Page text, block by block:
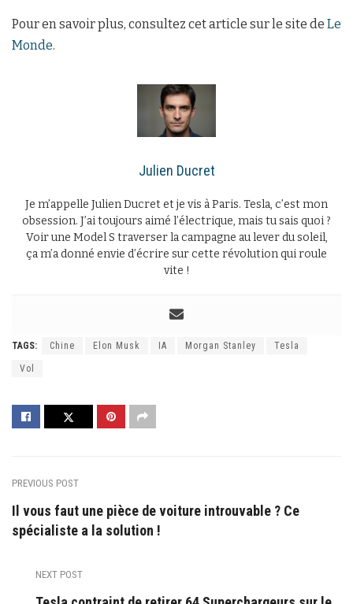
Pour en savoir plus, consultez cet article sur le site de Le
Monde.
Julien Ducret
Je m’appelle Julien Ducret et je vis à Paris. Tesla, c’est mon
obsession. J’ai toujours aimé l’électrique, mais tu sais quoi ?
Voir une Model S traverser la campagne au lever du soleil,
ça m’a donné envie d’écrire sur cette révolution qui roule
vite !
TAGS: Chine Elon Musk IA Morgan Stanley Tesla
Vol
PREVIOUS POST
Il vous faut une pièce de voiture introuvable ? Ce
spécialiste a la solution !
NEXT POST